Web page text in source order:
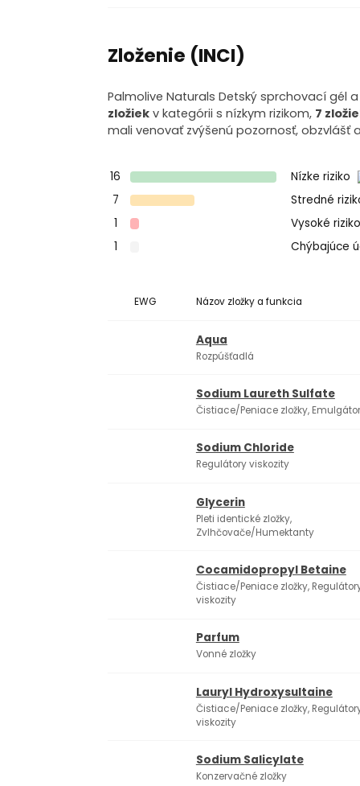
Zloženie (INCI)
Palmolive Naturals Detský sprchovací gél
zložiek v kategórii s nízkym rizikom, 7
mali venovať zvýšenú pozornosť, obzvlášť
16
Nízke riziko
7
Stredné
1
Vysoké riziko
1
Chýbajúce
EWG Názov zložky a funkcia
Aqua
Rozpúšťadlá
Sodium Laureth Sulfate
Čistiace/Peniace zložky,
Sodium Chloride
Regulátory viskozity
Glycerin
Pleti identické zložky,
Zvlhčovače/Humektanty
Cocamidopropyl Betaine
Čistiace/Peniace zložky,
viskozity
Parfum
Vonné zložky
Lauryl Hydroxysultaine
Čistiace/Peniace zložky,
viskozity
Sodium Salicylate
Konzervačné zložky